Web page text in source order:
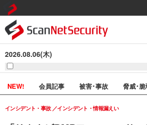
2026.08.06(木)
NEW! 会員記事 被害･事故 脅威･脆
インシデント・事故 インシデント・情報漏えい